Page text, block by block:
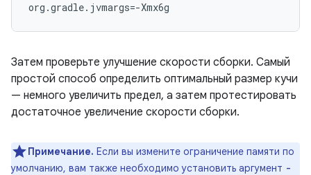
org.gradle.jvmargs=-Xmx6g
Затем проверьте улучшение скорости сборки. Самый
простой способ определить оптимальный размер кучи
— немного увеличить предел, а затем протестировать
достаточное увеличение скорости сборки.
Примечание. Если вы измените ограничение памяти по
умолчанию, вам также необходимо установить аргумент -